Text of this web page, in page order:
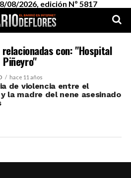
08/2026, edición Nº 5817
con: "Hospital
Piñeyro"
hace 11 años
de violencia entre el
la madre del nene asesinado